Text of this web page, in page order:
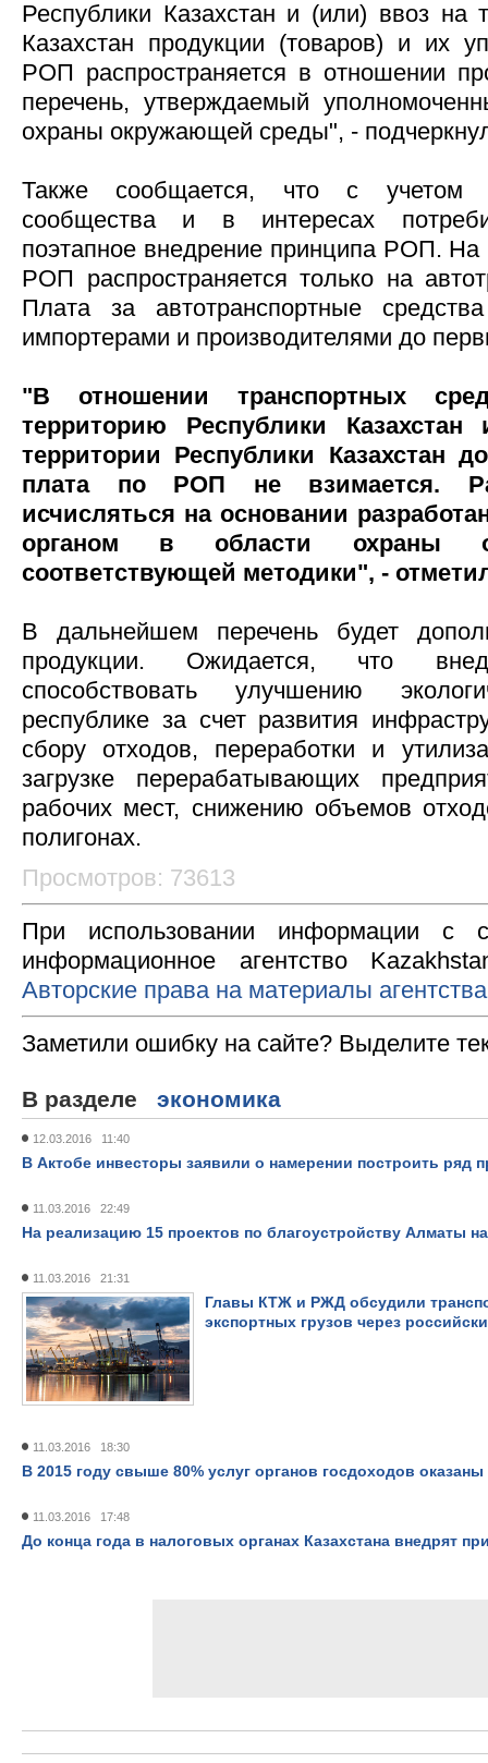
Республики Казахстан и (или) ввоз на
Казахстан продукции (товаров) и их
РОП распространяется в отношении
перечень, утверждаемый
охраны окружающей среды", -
Также сообщается, что с учетом
сообщества и в интересах
поэтапное внедрение принципа РОП. На
РОП распространяется только на
Плата за автотранспортные
импортерами и производителями до
"В отношении транспортных
территорию Республики
территории Республики Казахстан
плата по РОП не взимается.
исчисляться на основании
органом в области охраны
соответствующей методики", -
В дальнейшем перечень будет
продукции. Ожидается, что
способствовать улучшению
республике за счет развития
сбору отходов, переработки и
загрузке перерабатывающих
рабочих мест, снижению объемов
полигонах.
Просмотров: 73613
При использовании информации с
информационное агентство
Авторские права на материалы
Заметили ошибку на сайте? Выделите
В разделе экономика
12.03.2016 11:40
В Актобе инвесторы заявили о намерении построить ряд
11.03.2016 22:49
На реализацию 15 проектов по благоустройству Алматы
11.03.2016 21:31
Главы КТЖ и РЖД обсудили
экспортных грузов через
11.03.2016 18:30
В 2015 году свыше 80% услуг органов госдоходов
11.03.2016 17:48
До конца года в налоговых органах Казахстана внедрят